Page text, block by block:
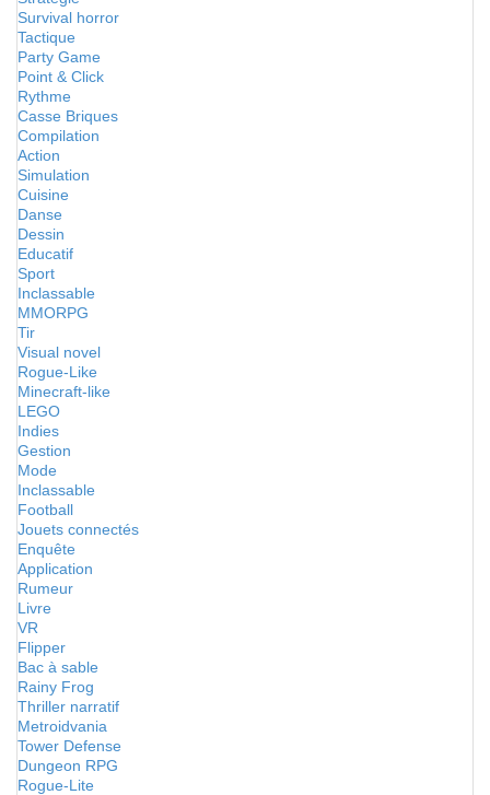
Survival horror
Tactique
Party Game
Point & Click
Rythme
Casse Briques
Compilation
Action
Simulation
Cuisine
Danse
Dessin
Educatif
Sport
Inclassable
MMORPG
Tir
Visual novel
Rogue-Like
Minecraft-like
LEGO
Indies
Gestion
Mode
Inclassable
Football
Jouets connectés
Enquête
Application
Rumeur
Livre
VR
Flipper
Bac à sable
Rainy Frog
Thriller narratif
Metroidvania
Tower Defense
Dungeon RPG
Rogue-Lite